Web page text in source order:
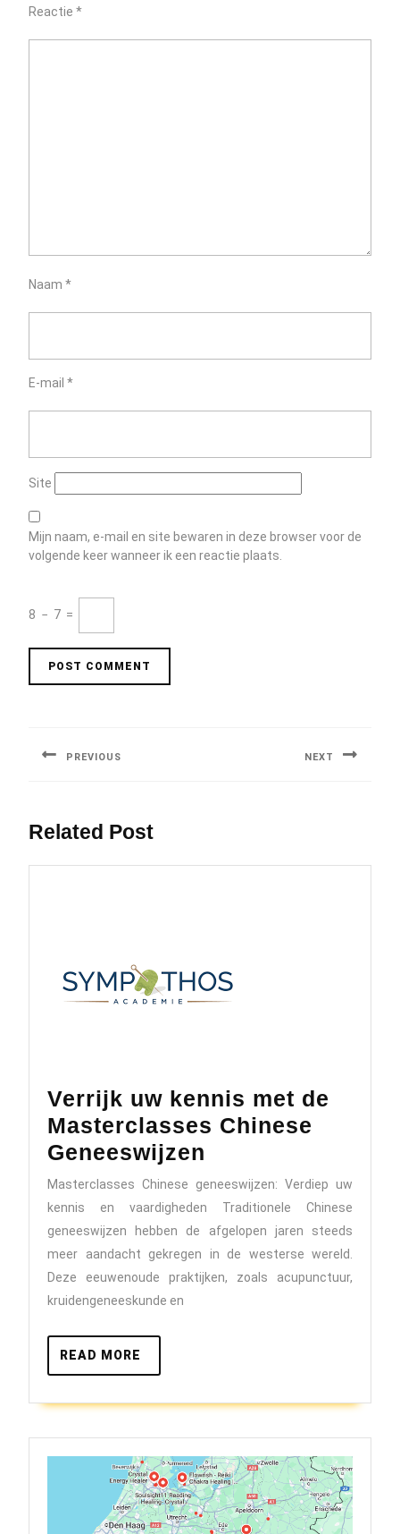
Reactie *
Naam *
E-mail *
Site
Mijn naam, e-mail en site bewaren in deze browser voor de
volgende keer wanneer ik een reactie plaats.
8 − 7 =
PREVIOUS NEXT
Related Post
Verrijk uw kennis met de
Masterclasses Chinese
Geneeswijzen
uw
kennis
met
de
Masterclasses
Masterclasses Chinese geneeswijzen: Verdiep uw
kennis en vaardigheden Traditionele Chinese
geneeswijzen hebben de afgelopen jaren steeds
meer aandacht gekregen in de westerse wereld.
Deze eeuwenoude praktijken, zoals acupunctuur,
kruidengeneeskunde en
READ MORE
MORE